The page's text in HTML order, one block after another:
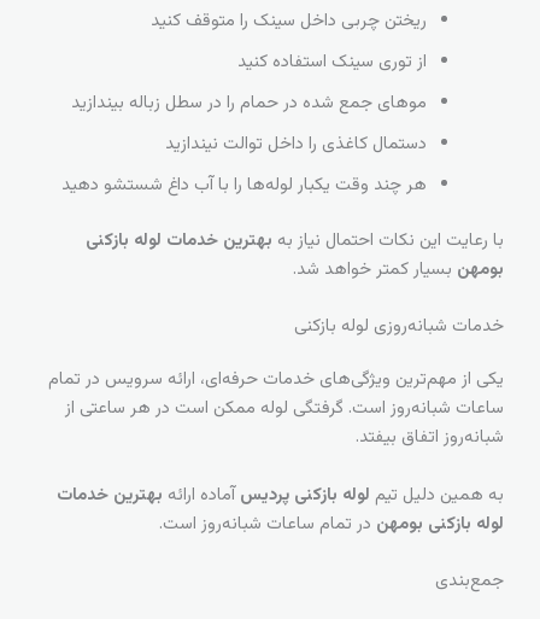
ریختن چربی داخل سینک را متوقف کنید
از توری سینک استفاده کنید
موهای جمع شده در حمام را در سطل زباله بیندازید
دستمال کاغذی را داخل توالت نیندازید
هر چند وقت یکبار لوله‌ها را با آب داغ شستشو دهید
با رعایت این نکات احتمال نیاز به بهترین خدمات لوله بازکنی
بومهن بسیار کمتر خواهد شد.
خدمات شبانه‌روزی لوله بازکنی
یکی از مهم‌ترین ویژگی‌های خدمات حرفه‌ای، ارائه سرویس در تمام
ساعات شبانه‌روز است. گرفتگی لوله ممکن است در هر ساعتی از
شبانه‌روز اتفاق بیفتد.
به همین دلیل تیم لوله بازکنی پردیسآماده ارائه بهترین خدمات
لوله بازکنی بومهن در تمام ساعات شبانه‌روز است.
جمع‌بندی